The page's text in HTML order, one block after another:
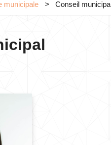
municipale Conseil municipal